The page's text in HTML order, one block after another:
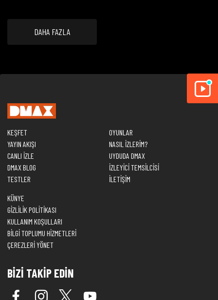
DAHA FAZLA
KEŞFET
YAYIN AKIŞI
CANLI İZLE
DMAX BLOG
TESTLER
OYUNLAR
NASIL İZLERİM?
UYDUDA DMAX
İZLEYİCİ TEMSİLCİSİ
İLETİŞİM
KÜNYE
GİZLİLİK POLİTİKASI
KULLANIM KOŞULLARI
BİLGİ TOPLUMU HİZMETLERİ
ÇEREZLERİ YÖNET
BİZİ TAKİP EDİN